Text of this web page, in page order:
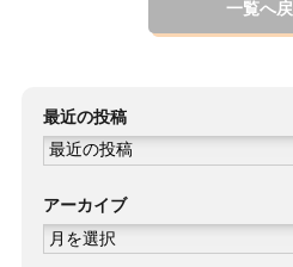
一覧へ
最近の投稿
アーカイブ
ア
ー
カ